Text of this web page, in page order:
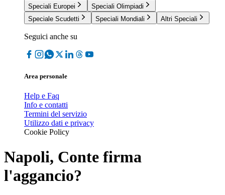
Speciali Europei
Speciali Olimpiadi
Speciale Scudetti
Speciali Mondiali Altri Speciali
Seguici anche su
Area personale
Help e Faq
Info e contatti
Termini del servizio
Utilizzo dati e privacy
Cookie Policy
Napoli, Conte firma
l'aggancio?